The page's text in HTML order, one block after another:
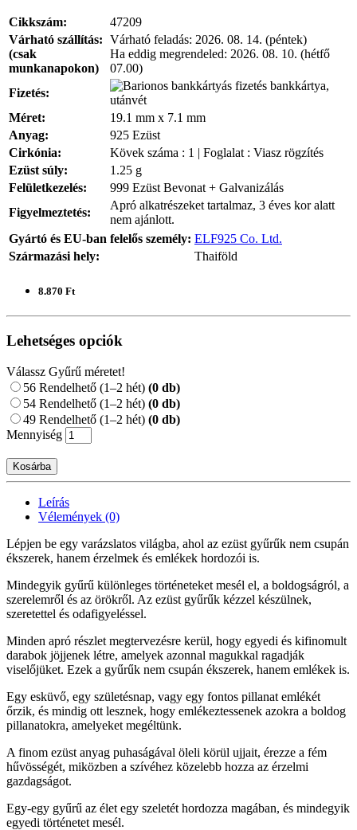
Cikkszám:
47209
Várható szállítás:
(csak
munkanapokon)
Várható feladás: 2026. 08. 14. (péntek)
Ha eddig megrendeled: 2026. 08. 10. (hétfő
07.00)
Fizetés:
bankkártya,
utánvét
Méret:
19.1 mm x 7.1 mm
Anyag:
925 Ezüst
Cirkónia:
Kövek száma : 1 | Foglalat : Viasz rögzítés
Ezüst súly:
1.25 g
Felületkezelés:
999 Ezüst Bevonat + Galvanizálás
Figyelmeztetés:
Apró alkatrészeket tartalmaz, 3 éves kor alatt
nem ajánlott.
Gyártó és EU-ban felelős személy: ELF925 Co. Ltd.
Származási hely:
Thaiföld
8.870 Ft
Lehetséges opciók
Válassz Gyűrű méretet!
56 Rendelhető (1–2 hét) (0 db)
54 Rendelhető (1–2 hét) (0 db)
49 Rendelhető (1–2 hét) (0 db)
Mennyiség
Kosárba
Leírás
Vélemények (0)
Lépjen be egy varázslatos világba, ahol az ezüst gyűrűk nem csupán
ékszerek, hanem érzelmek és emlékek hordozói is.
Mindegyik gyűrű különleges történeteket mesél el, a boldogságról, a
szerelemről és az örökről. Az ezüst gyűrűk kézzel készülnek,
szeretettel és odafigyeléssel.
Minden apró részlet megtervezésre kerül, hogy egyedi és kifinomult
darabok jöjjenek létre, amelyek azonnal magukkal ragadják
viselőjüket. Ezek a gyűrűk nem csupán ékszerek, hanem emlékek is.
Egy esküvő, egy születésnap, vagy egy fontos pillanat emlékét
őrzik, és mindig ott lesznek, hogy emlékeztessenek azokra a boldog
pillanatokra, amelyeket megéltünk.
A finom ezüst anyag puhaságával öleli körül ujjait, érezze a fém
hűvösségét, miközben a szívéhez közelebb hozza az érzelmi
gazdagságot.
Egy-egy gyűrű az élet egy szeletét hordozza magában, és mindegyik
egyedi történetet mesél.